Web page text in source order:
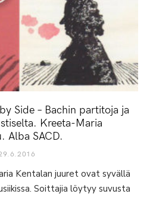
Side – Bachin partitoja ja
Kreeta-Maria
Alba SACD.
Kentalan juuret ovat syvällä
Soittajia löytyy suvusta